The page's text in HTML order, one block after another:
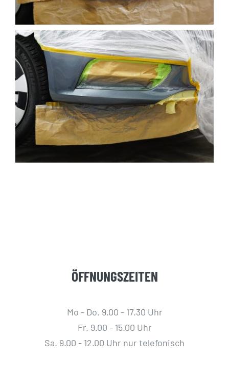
ÖFFNUNGSZEITEN
Mo - Do. 9.00 - 17.30 Uhr
Fr. 9.00 - 15.00 Uhr
Sa. 9.00 - 12.00 Uhr nur telefonisch